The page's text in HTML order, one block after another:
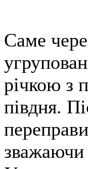
Саме
річкою з
півдня.
зважаючи